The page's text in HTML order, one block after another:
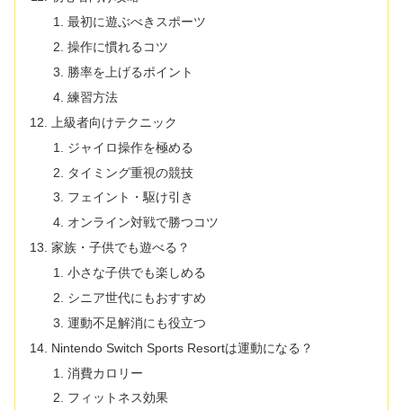
最初に遊ぶべきスポーツ
操作に慣れるコツ
勝率を上げるポイント
練習方法
上級者向けテクニック
ジャイロ操作を極める
タイミング重視の競技
フェイント・駆け引き
オンライン対戦で勝つコツ
家族・子供でも遊べる？
小さな子供でも楽しめる
シニア世代にもおすすめ
運動不足解消にも役立つ
Nintendo Switch Sports Resortは運動になる？
消費カロリー
フィットネス効果